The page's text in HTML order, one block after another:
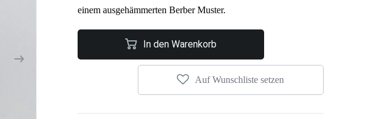
einem ausgehämmerten Berber Muster.
In den Warenkorb
Auf Wunschliste setzen